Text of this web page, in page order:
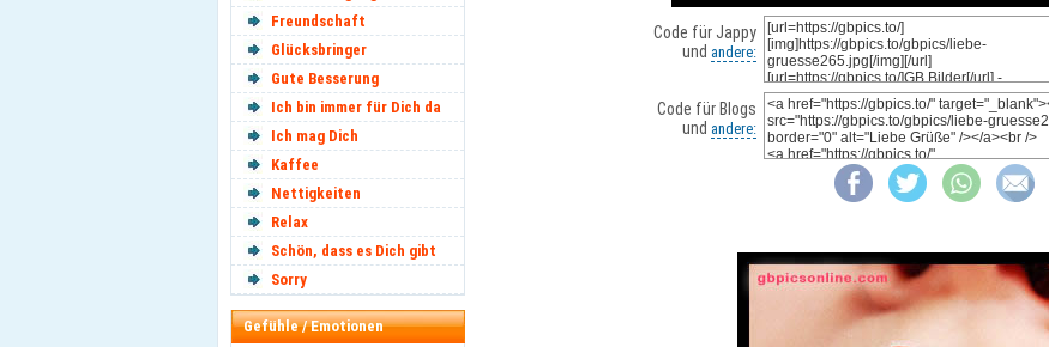
Freundschaft
Glücksbringer
Gute Besserung
Ich bin immer für Dich da
Ich mag Dich
Kaffee
Nettigkeiten
Relax
Schön, dass es Dich gibt
Sorry
Gefühle / Emotionen
Code für Jappy
und andere:
Code für Blogs
und andere: